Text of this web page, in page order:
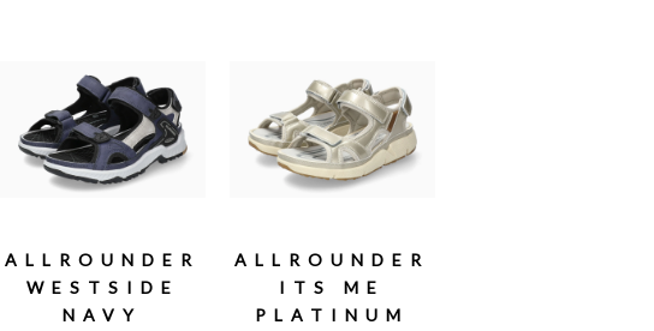
ALLROUNDER
WESTSIDE
NAVY
ALLROUNDER
ITS ME
PLATINUM